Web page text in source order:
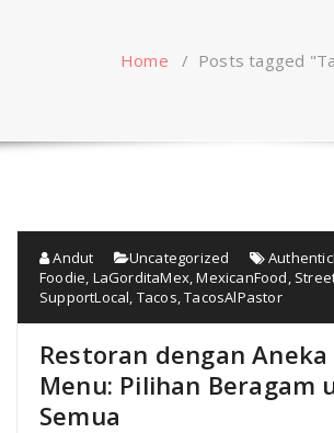
Home / Posts tagged
Andut Uncategorized
Foodie LaGorditaMex ,MexicanFood
SupportLocal Tacos ,TacosAlPastor
Restoran dengan Aneka
Menu: Pilihan Beragam
Semua